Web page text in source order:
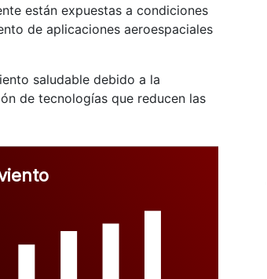
están expuestas a condiciones
de aplicaciones aeroespaciales
saludable debido a la
de tecnologías que reducen las